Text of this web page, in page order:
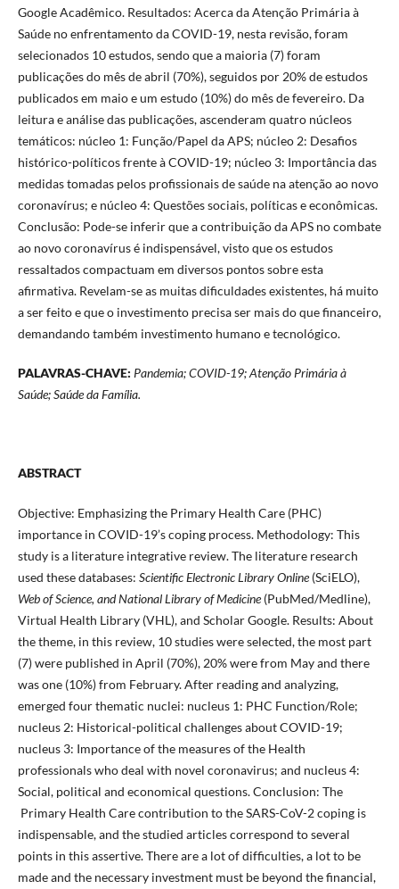
Google Acadêmico. Resultados: Acerca da Atenção Primária à
Saúde no enfrentamento da COVID-19, nesta revisão, foram
selecionados 10 estudos, sendo que a maioria (7) foram
publicações do mês de abril (70%), seguidos por 20% de estudos
publicados em maio e um estudo (10%) do mês de fevereiro. Da
leitura e análise das publicações, ascenderam quatro núcleos
temáticos: núcleo 1: Função/Papel da APS; núcleo 2: Desafios
histórico-políticos frente à COVID-19; núcleo 3: Importância das
medidas tomadas pelos profissionais de saúde na atenção ao novo
coronavírus; e núcleo 4: Questões sociais, políticas e econômicas.
Conclusão: Pode-se inferir que a contribuição da APS no combate
ao novo coronavírus é indispensável, visto que os estudos
ressaltados compactuam em diversos pontos sobre esta
afirmativa. Revelam-se as muitas dificuldades existentes, há muito
a ser feito e que o investimento precisa ser mais do que financeiro,
demandando também investimento humano e tecnológico.
PALAVRAS-CHAVE: Pandemia; COVID-19; Atenção Primária à
Saúde; Saúde da Família.
ABSTRACT
Objective: Emphasizing the Primary Health Care (PHC)
importance in COVID-19’s coping process. Methodology: This
study is a literature integrative review. The literature research
used these databases: Scientific Electronic Library Online(SciELO),
Web of Science, and National Library of Medicine(PubMed/Medline),
Virtual Health Library (VHL), and Scholar Google. Results: About
the theme, in this review, 10 studies were selected, the most part
(7) were published in April (70%), 20% were from May and there
was one (10%) from February. After reading and analyzing,
emerged four thematic nuclei: nucleus 1: PHC Function/Role;
nucleus 2: Historical-political challenges about COVID-19;
nucleus 3: Importance of the measures of the Health
professionals who deal with novel coronavirus; and nucleus 4:
Social, political and economical questions. Conclusion: The
Primary Health Care contribution to the SARS-CoV-2 coping is
indispensable, and the studied articles correspond to several
points in this assertive. There are a lot of difficulties, a lot to be
made and the necessary investment must be beyond the financial,